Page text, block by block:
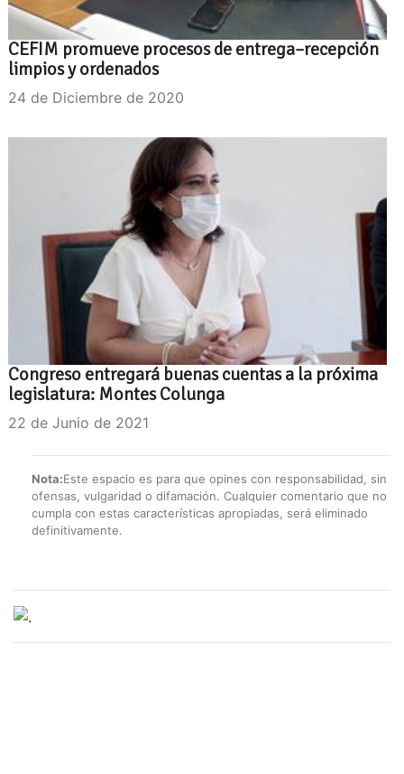
CEFIM promueve procesos de entrega–recepción
limpios y ordenados
24 de Diciembre de 2020
Congreso entregará buenas cuentas a la próxima
legislatura: Montes Colunga
22 de Junio de 2021
Nota:Este espacio es para que opines con responsabilidad, sin
ofensas, vulgaridad o difamación. Cualquier comentario que no
cumpla con estas características apropiadas, será eliminado
definitivamente.